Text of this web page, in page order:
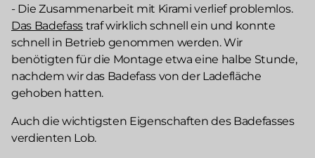
- Die Zusammenarbeit mit Kirami verlief problemlos.
Das Badefass traf wirklich schnell ein und konnte
schnell in Betrieb genommen werden. Wir
benötigten für die Montage etwa eine halbe Stunde,
nachdem wir das Badefass von der Ladefläche
gehoben hatten.
Auch die wichtigsten Eigenschaften des Badefasses
verdienten Lob.